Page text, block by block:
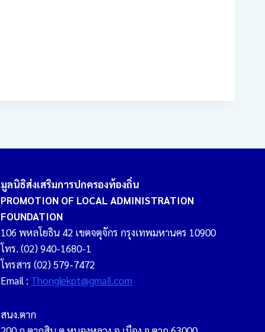
มูลนิธิส่งเสริมการปกครองท้องถิ่น
PROMOTION OF LOCAL ADMINISTRATION
FOUNDATION
106 พหลโยธิน 42 เขตจตุจักร กรุงเทพมหานคร 10900
โทร. (02) 940-1680-1
โทรสาร (02) 579-7472
Email : Thonglekpt@gmail.com
สนง.ตาก